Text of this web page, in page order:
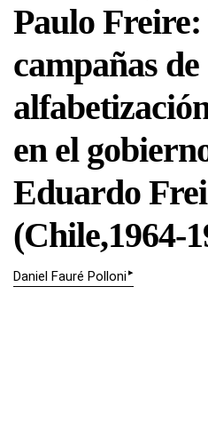
Paulo Freire:
campañas de
en el
Eduardo Frei
(Chile,1964-
Daniel Fauré Polloni▸